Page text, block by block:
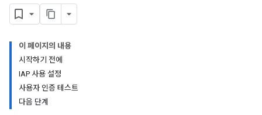
이 페이지의 내용
시작하기 전에
IAP 사용 설정
사용자 인증 테스트
다음 단계